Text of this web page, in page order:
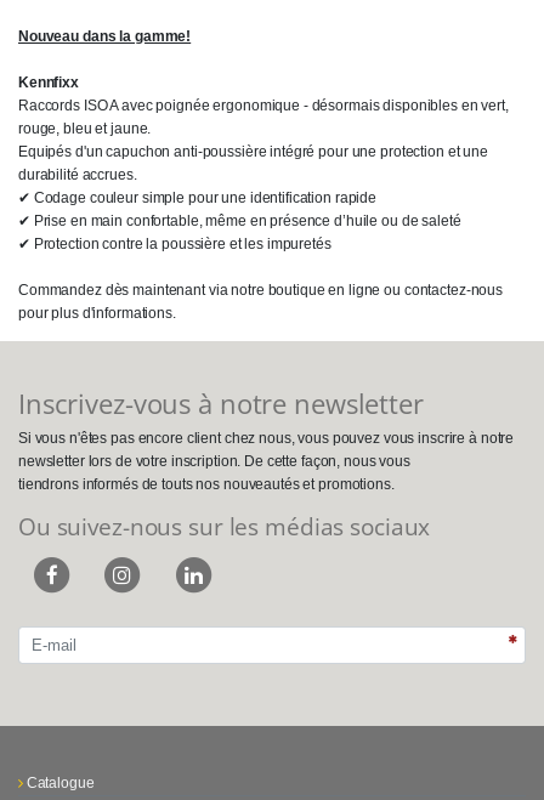
Nouveau dans la gamme!
Kennfixx
Raccords ISO A avec poignée ergonomique - désormais disponibles en vert,
rouge, bleu et jaune.
Equipés d'un capuchon anti-poussière intégré pour une protection et une
durabilité accrues.
✔ Codage couleur simple pour une identification rapide
✔ Prise en main confortable, même en présence d’huile ou de saleté
✔ Protection contre la poussière et les impuretés
Commandez dès maintenant via notre boutique en ligne ou contactez-nous
pour plus d'informations.
Inscrivez-vous à notre newsletter
Si vous n'êtes pas encore client chez nous, vous pouvez vous inscrire à notre
newsletter lors de votre inscription. De cette façon, nous vous
tiendrons informés de touts nos nouveautés et promotions.
Ou suivez-nous sur les médias sociaux
Catalogue